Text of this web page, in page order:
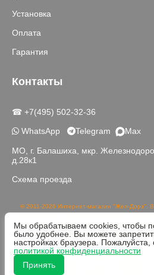
Установка
Оплата
Гарантия
Контакты
☎ +7(495) 502-32-36
WhatsApp
Telegram Max
МО, г. Балашиха, мкр.
д.28к1
Схема проезда
© 2011-2026 Интернет-магазин "Жел-Дорз".
публичной офертой, определяемой
Реальный цвет товаров может отличаться от
различной цветопередачей
Мы обрабатываем cookies, чтобы
было удобнее. Вы можете
настройках браузера. Пожалуйста,
политикой конфиденциальности
Принять